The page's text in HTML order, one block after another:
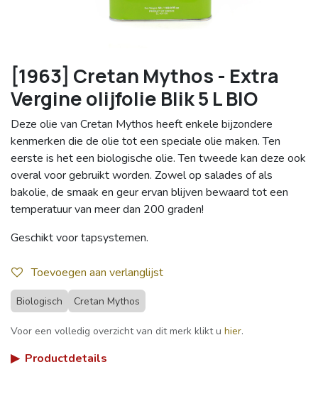
[1963] Cretan Mythos - Extra
Vergine olijfolie Blik 5 L BIO
Deze olie van Cretan Mythos heeft enkele bijzondere
kenmerken die de olie tot een speciale olie maken. Ten
eerste is het een biologische olie. Ten tweede kan deze ook
overal voor gebruikt worden. Zowel op salades of als
bakolie, de smaak en geur ervan blijven bewaard tot een
temperatuur van meer dan 200 graden!
Geschikt voor tapsystemen.
Toevoegen aan verlanglijst
Biologisch Cretan Mythos
Voor een volledig overzicht van dit merk klikt u hier.
▶ Productdetails